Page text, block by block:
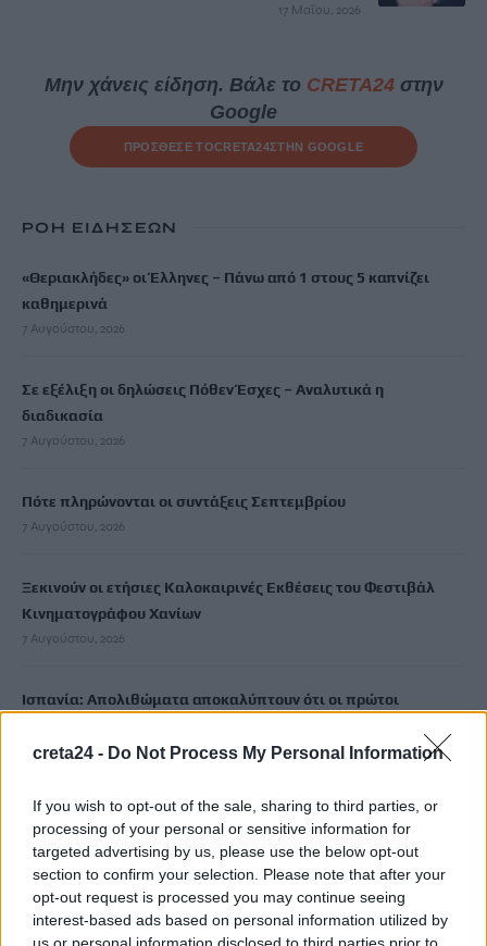
creta24 - Do Not Process My Personal Information
If you wish to opt-out of the sale, sharing to third parties, or
processing of your personal or sensitive information for
targeted advertising by us, please use the below opt-out
section to confirm your selection. Please note that after your
opt-out request is processed you may continue seeing
interest-based ads based on personal information utilized by
17 Μαΐου, 2026
Μην χάνεις είδηση. Βάλε το CRETA24στην
Google
ΠΡΟΣΘΕΣΕ ΤΟCRETA24ΣΤΗΝ GOOGLE
ΡΟΗ ΕΙΔΗΣΕΩΝ
«Θεριακλήδες» οι Έλληνες – Πάνω από 1 στους 5 καπνίζει
καθημερινά
7 Αυγούστου, 2026
Σε εξέλιξη οι δηλώσεις Πόθεν Έσχες – Αναλυτικά η
διαδικασία
7 Αυγούστου, 2026
Πότε πληρώνονται οι συντάξεις Σεπτεμβρίου
7 Αυγούστου, 2026
Ξεκινούν οι ετήσιες Καλοκαιρινές Εκθέσεις του Φεστιβάλ
Κινηματογράφου Χανίων
7 Αυγούστου, 2026
Ισπανία: Απολιθώματα αποκαλύπτουν ότι οι πρώτοι
7 Αυγούστου, 2026
Σοκαριστικές αποκαλύψεις του FBI μετά το Μουντιάλ: «Θα
ανατινάξω τον Μέσι με τέσσερις βόμβες»
7 Αυγούστου, 2026
ΗΠΑ: Δασκάλα χορού κατηγορείται για σεξουαλική